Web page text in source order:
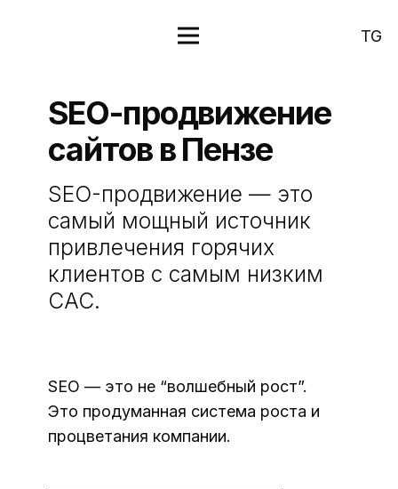
TG
SEO-продвижение
сайтов в Пензе
SEO-продвижение — это
самый мощный источник
привлечения горячих
клиентов с самым низким
CAC.
SEO — это не “волшебный рост”.
Это продуманная система роста и
процветания компании.